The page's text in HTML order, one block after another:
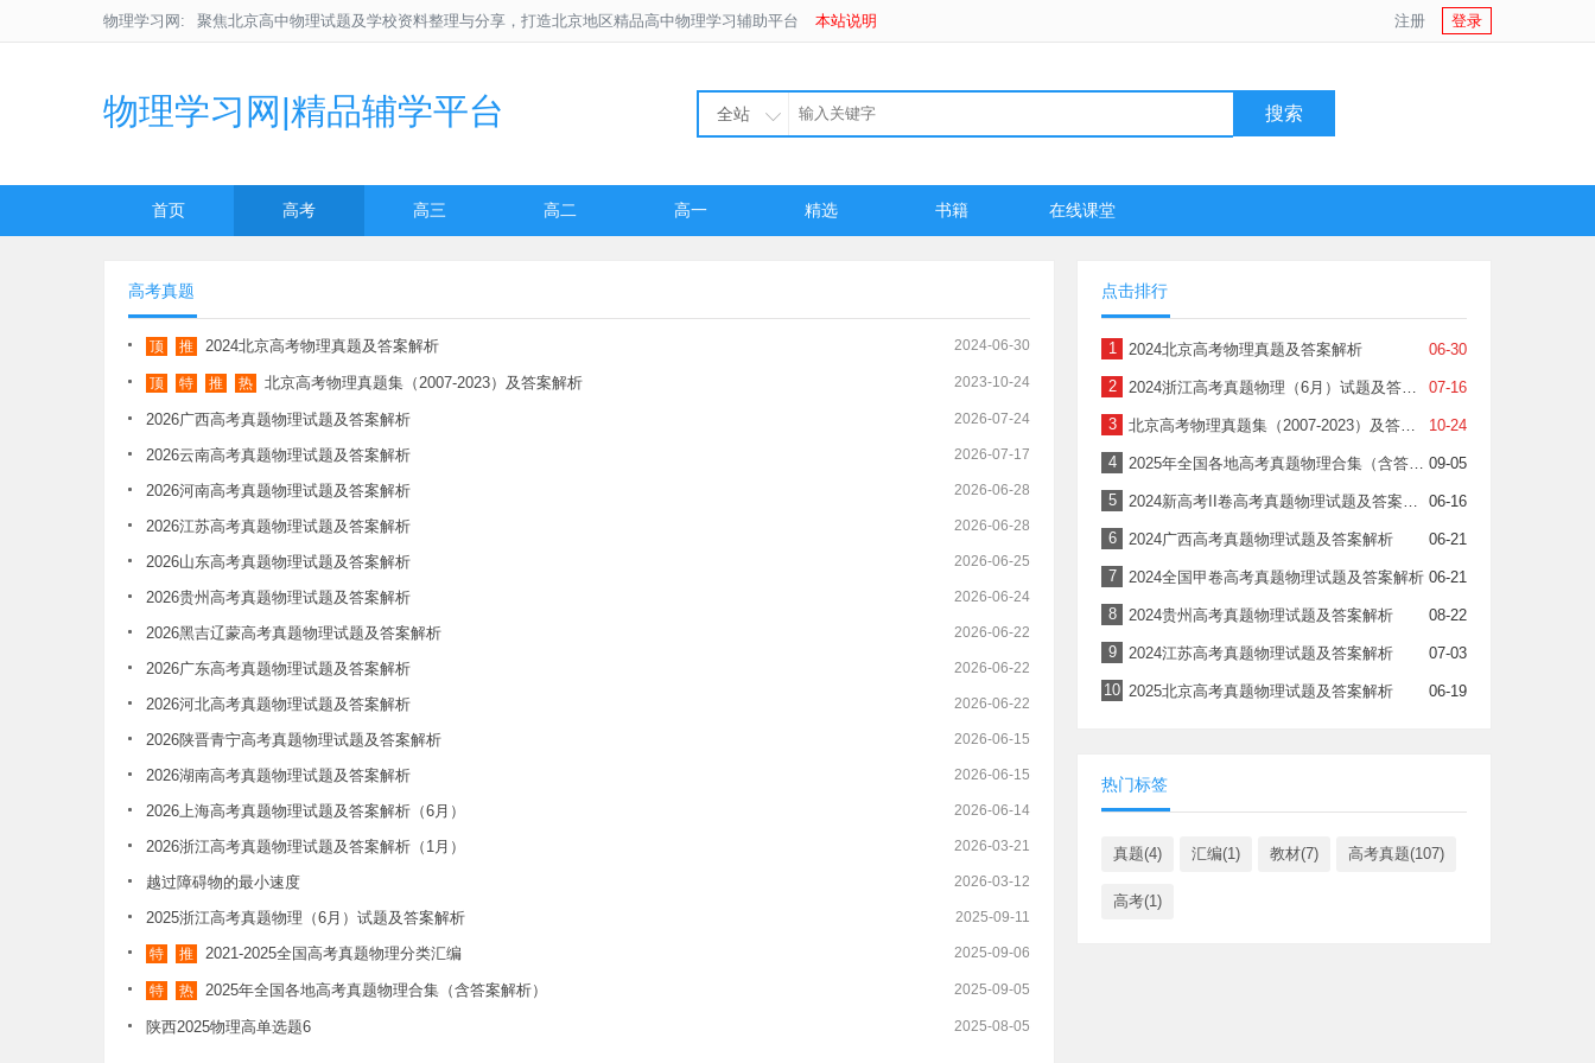
注册 登录
物理学习网: 聚焦北京高中物理试题及学校资料整理与分享，打造北京地区精品高中物理学习辅助平台 本站说明
物理学习网|精品辅学平台 全站 搜索
首页 高考 高三 高二 高一 精选 书籍 在线课堂
高考真题
2024-06-30
顶 推 2024北京高考物理真题及答案解析
2023-10-24
顶 特 推 热 北京高考物理真题集（2007-2023）及答案解析
2026-07-24
2026广西高考真题物理试题及答案解析
2026-07-17
2026云南高考真题物理试题及答案解析
2026-06-28
2026河南高考真题物理试题及答案解析
2026-06-28
2026江苏高考真题物理试题及答案解析
2026-06-25
2026山东高考真题物理试题及答案解析
2026-06-24
2026贵州高考真题物理试题及答案解析
2026-06-22
2026黑吉辽蒙高考真题物理试题及答案解析
2026-06-22
2026广东高考真题物理试题及答案解析
2026-06-22
2026河北高考真题物理试题及答案解析
2026-06-15
2026陕晋青宁高考真题物理试题及答案解析
2026-06-15
2026湖南高考真题物理试题及答案解析
2026-06-14
2026上海高考真题物理试题及答案解析（6月）
2026-03-21
2026浙江高考真题物理试题及答案解析（1月）
2026-03-12
越过障碍物的最小速度
2025-09-11
2025浙江高考真题物理（6月）试题及答案解析
2025-09-06
特 推 2021-2025全国高考真题物理分类汇编
2025-09-05
特 热 2025年全国各地高考真题物理合集（含答案解析）
2025-08-05
陕西2025物理高单选题6
点击排行
1 06-30
2024北京高考物理真题及答案解析
2 07-16
2024浙江高考真题物理（6月）试题及答案解析
3 10-24
北京高考物理真题集（2007-2023）及答案解析
4 09-05
2025年全国各地高考真题物理合集（含答案解析）
5 06-16
2024新高考II卷高考真题物理试题及答案解析
6 06-21
2024广西高考真题物理试题及答案解析
7 06-21
2024全国甲卷高考真题物理试题及答案解析
8 08-22
2024贵州高考真题物理试题及答案解析
9 07-03
2024江苏高考真题物理试题及答案解析
10 06-19
2025北京高考真题物理试题及答案解析
热门标签
真题(4) 汇编(1) 教材(7) 高考真题(107)
高考(1)